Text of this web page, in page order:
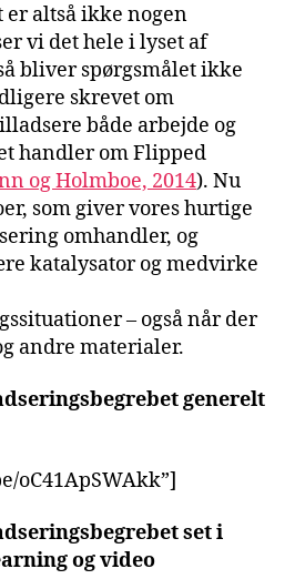
altså ikke nogen
vi det hele i lyset af
bliver spørgsmålet ikke
skrevet om
både arbejde og
handler om Flipped
og Holmboe, 2014). Nu
som giver vores hurtige
omhandler, og
katalysator og medvirke
– også når der
andre materialer.
generelt
oC41ApSWAkk”]
set i
og video